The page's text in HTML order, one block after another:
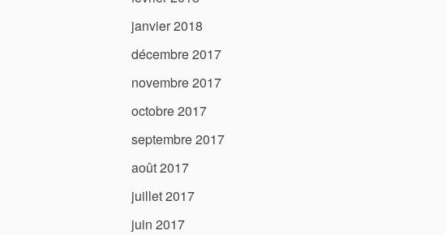
janvier 2018
décembre 2017
novembre 2017
octobre 2017
septembre 2017
août 2017
juillet 2017
juin 2017